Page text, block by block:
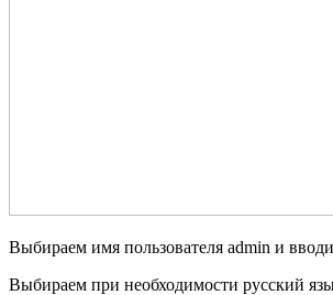
Выбираем имя пользователя admin и
Выбираем при необходимости русский